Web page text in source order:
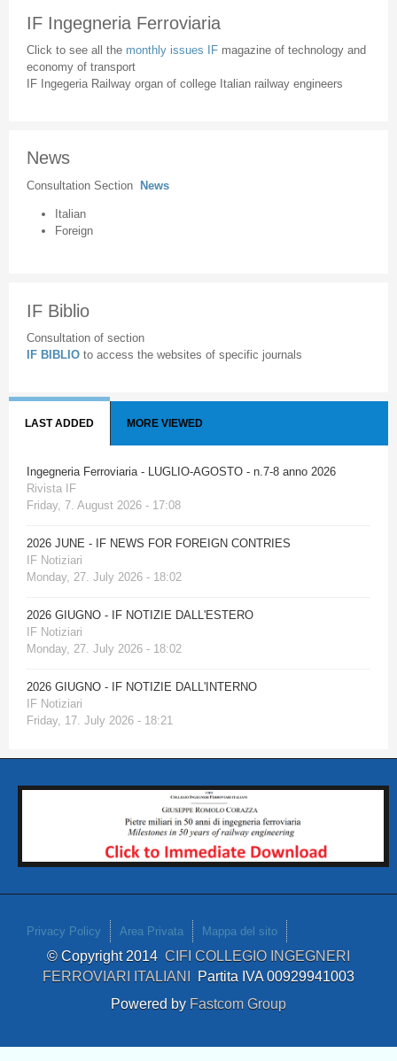
IF Ingegneria Ferroviaria
Click to see all the monthly issues IF magazine of technology and
economy of transport
IF Ingegeria Railway organ of college Italian railway engineers
News
Consultation Section News
Italian
Foreign
IF Biblio
Consultation of section
IF BIBLIO to access the websites of specific journals
LAST ADDED MORE VIEWED
Ingegneria Ferroviaria - LUGLIO-AGOSTO - n.7-8 anno 2026
Rivista IF
Friday, 7. August 2026 - 17:08
2026 JUNE - IF NEWS FOR FOREIGN CONTRIES
IF Notiziari
Monday, 27. July 2026 - 18:02
2026 GIUGNO - IF NOTIZIE DALL'ESTERO
IF Notiziari
Monday, 27. July 2026 - 18:02
2026 GIUGNO - IF NOTIZIE DALL'INTERNO
IF Notiziari
Friday, 17. July 2026 - 18:21
Privacy Policy Area Privata Mappa del sito
© Copyright 2014 CIFI COLLEGIO INGEGNERI
FERROVIARI ITALIANI Partita IVA 00929941003
Powered by Fastcom Group